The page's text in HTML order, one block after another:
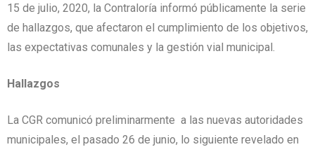
15 de julio, 2020, la Contraloría informó públicamente la serie
de hallazgos, que afectaron el cumplimiento de los objetivos,
las expectativas comunales y la gestión vial municipal.
Hallazgos
La CGR comunicó preliminarmente a las nuevas autoridades
municipales, el pasado 26 de junio, lo siguiente revelado en